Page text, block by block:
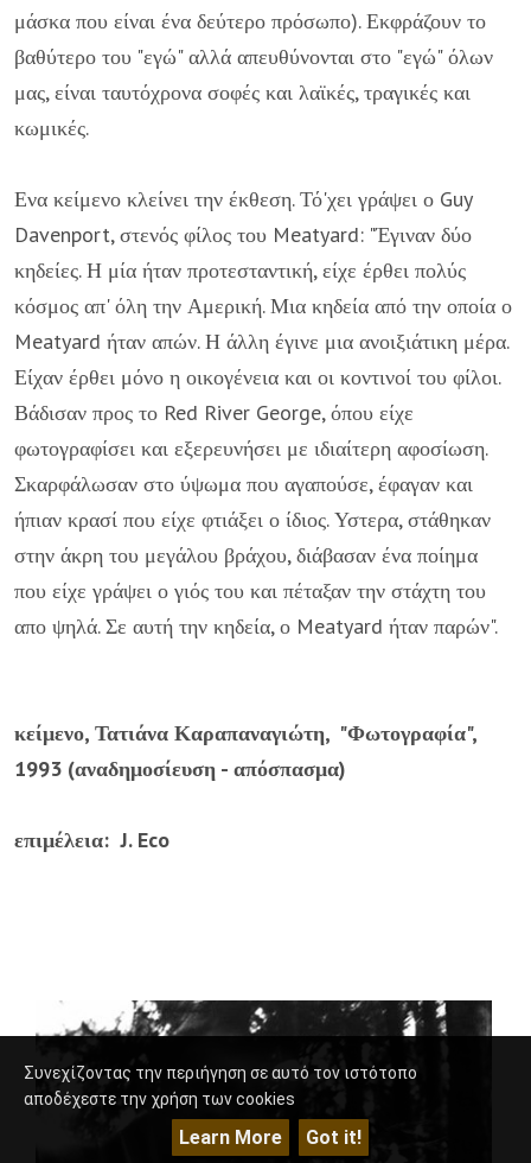
μάσκα που είναι ένα δεύτερο πρόσωπο). Εκφράζουν το
βαθύτερο του "εγώ" αλλά απευθύνονται στο "εγώ" όλων
μας, είναι ταυτόχρονα σοφές και λαϊκές, τραγικές και
κωμικές.
Ενα κείμενο κλείνει την έκθεση. Τό'χει γράψει ο Guy
Davenport, στενός φίλος του Meatyard: "Έγιναν δύο
κηδείες. Η μία ήταν προτεσταντική, είχε έρθει πολύς
κόσμος απ' όλη την Αμερική. Μια κηδεία από την οποία ο
Meatyard ήταν απών. Η άλλη έγινε μια ανοιξιάτικη μέρα.
Είχαν έρθει μόνο η οικογένεια και οι κοντινοί του φίλοι.
Βάδισαν προς το Red River George, όπου είχε
φωτογραφίσει και εξερευνήσει με ιδιαίτερη αφοσίωση.
Σκαρφάλωσαν στο ύψωμα που αγαπούσε, έφαγαν και
ήπιαν κρασί που είχε φτιάξει ο ίδιος. Υστερα, στάθηκαν
στην άκρη του μεγάλου βράχου, διάβασαν ένα ποίημα
που είχε γράψει ο γιός του και πέταξαν την στάχτη του
απο ψηλά. Σε αυτή την κηδεία, ο Meatyard ήταν παρών".
κείμενο, Τατιάνα Καραπαναγιώτη, "Φωτογραφία",
1993 (αναδημοσίευση - απόσπασμα)
επιμέλεια: J. Eco
Συνεχίζοντας την περιήγηση σε αυτό τον ιστότοπο
αποδέχεστε την χρήση των cookies
Learn More Got it!